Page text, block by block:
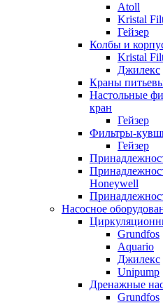
Atoll
Kristal
Гейзер
Колбы и
Kristal
Джилекс
Краны
Настольные
кран
Гейзер
Фильтры-
Гейзер
Honeywell
Насосное
Grundfos
Aquario
Джилекс
Unipump
Дренажные
Grundfos